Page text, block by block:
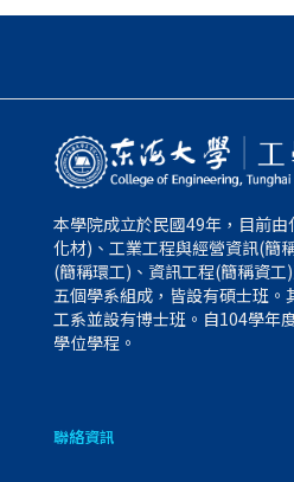
本學院成立於民國49年，目前
化材)、工業工程與經營資訊(簡
(簡稱環工)、資訊工程(簡稱資
五個學系組成，皆設有碩士班。
工系並設有博士班。自104學年
學位學程。
聯絡資訊